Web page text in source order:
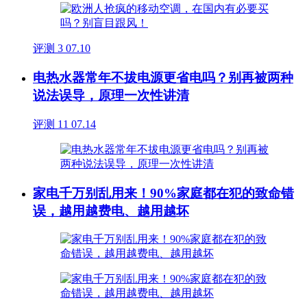
评测 3 07.10
电热水器常年不拔电源更省电吗？别再被两种
说法误导，原理一次性讲清
评测 11 07.14
家电千万别乱用来！90%家庭都在犯的致命错
误，越用越费电、越用越坏